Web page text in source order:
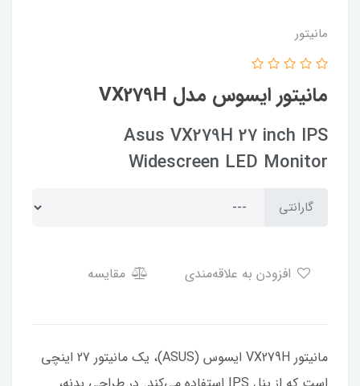
مانیتور
مانیتور ایسوس مدل VX279H
Asus VX279H 27 inch IPS
Widescreen LED Monitor
گارانتی
مقایسه
مانیتور VX279H ایسوس (ASUS)، یک مانیتور 27 اینچی